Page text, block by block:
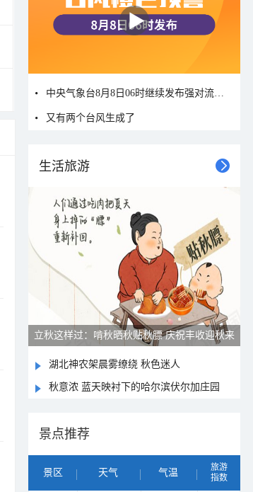
中央气象台8月8日06时继续发布强对流天气蓝色预警
又有两个台风生成了
生活旅游
立秋这样过：啃秋晒秋贴秋膘 庆祝丰收迎秋来
湖北神农架晨雾缭绕 秋色迷人
秋意浓 蓝天映衬下的哈尔滨伏尔加庄园
景点推荐
景区 天气 气温
旅游
指数